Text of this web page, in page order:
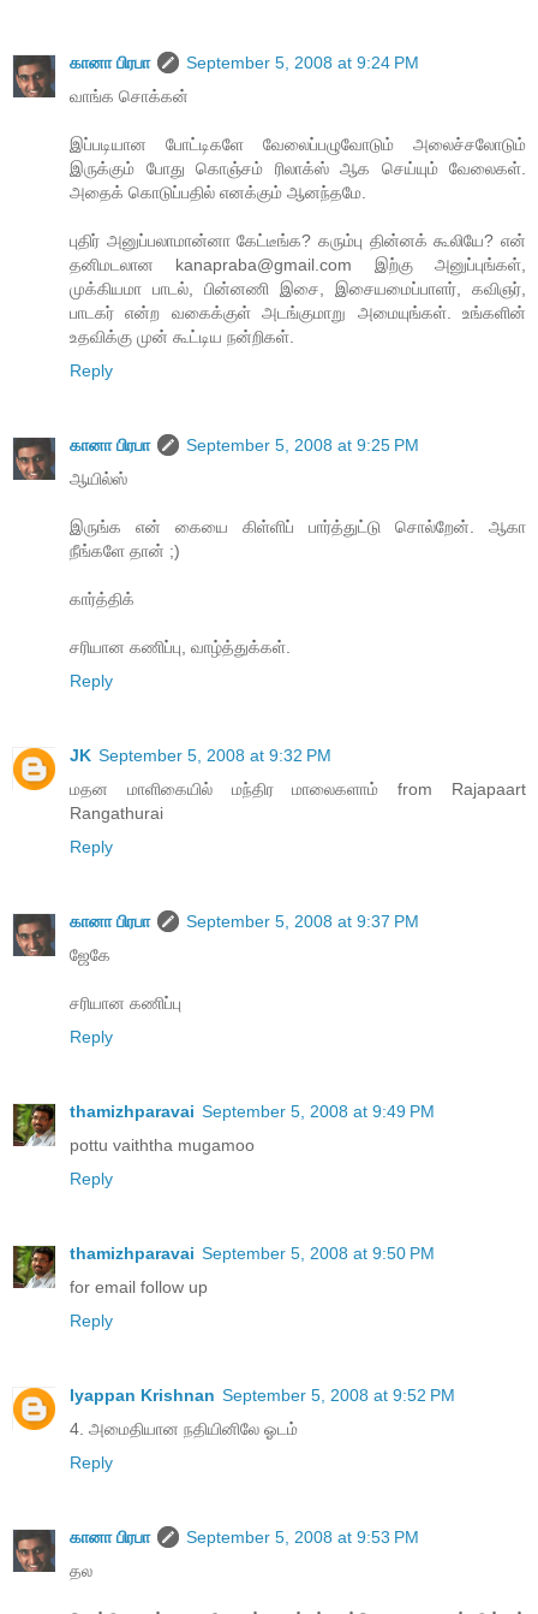
கானா பிரபா
September 5, 2008 at 9:24 PM
வாங்க சொக்கன்
இப்படியான போட்டிகளே வேலைப்பழுவோடும் அலைச்சலோடும்
இருக்கும் போது கொஞ்சம் ரிலாக்ஸ் ஆக செய்யும் வேலைகள்.
அதைக் கொடுப்பதில் எனக்கும் ஆனந்தமே.
புதிர் அனுப்பலாமான்னா கேட்டீங்க? கரும்பு தின்னக் கூலியே? என்
தனிமடலான kanapraba@gmail.com இற்கு அனுப்புங்கள்,
முக்கியமா பாடல், பின்னணி இசை, இசையமைப்பாளர், கவிஞர்,
பாடகர் என்ற வகைக்குள் அடங்குமாறு அமையுங்கள். உங்களின்
உதவிக்கு முன் கூட்டிய நன்றிகள்.
Reply
கானா பிரபா
September 5, 2008 at 9:25 PM
ஆயில்ஸ்
இருங்க என் கையை கிள்ளிப் பார்த்துட்டு சொல்றேன். ஆகா
நீங்களே தான் ;)
கார்த்திக்
சரியான கணிப்பு, வாழ்த்துக்கள்.
Reply
JK September 5, 2008 at 9:32 PM
மதன மாளிகையில் மந்திர மாலைகளாம் from Rajapaart
Rangathurai
Reply
கானா பிரபா
September 5, 2008 at 9:37 PM
ஜேகே
சரியான கணிப்பு
Reply
thamizhparavai September 5, 2008 at 9:49 PM
pottu vaiththa mugamoo
Reply
thamizhparavai September 5, 2008 at 9:50 PM
for email follow up
Reply
Iyappan Krishnan September 5, 2008 at 9:52 PM
4. அமைதியான நதியினிலே ஓடம்
Reply
கானா பிரபா
September 5, 2008 at 9:53 PM
தல